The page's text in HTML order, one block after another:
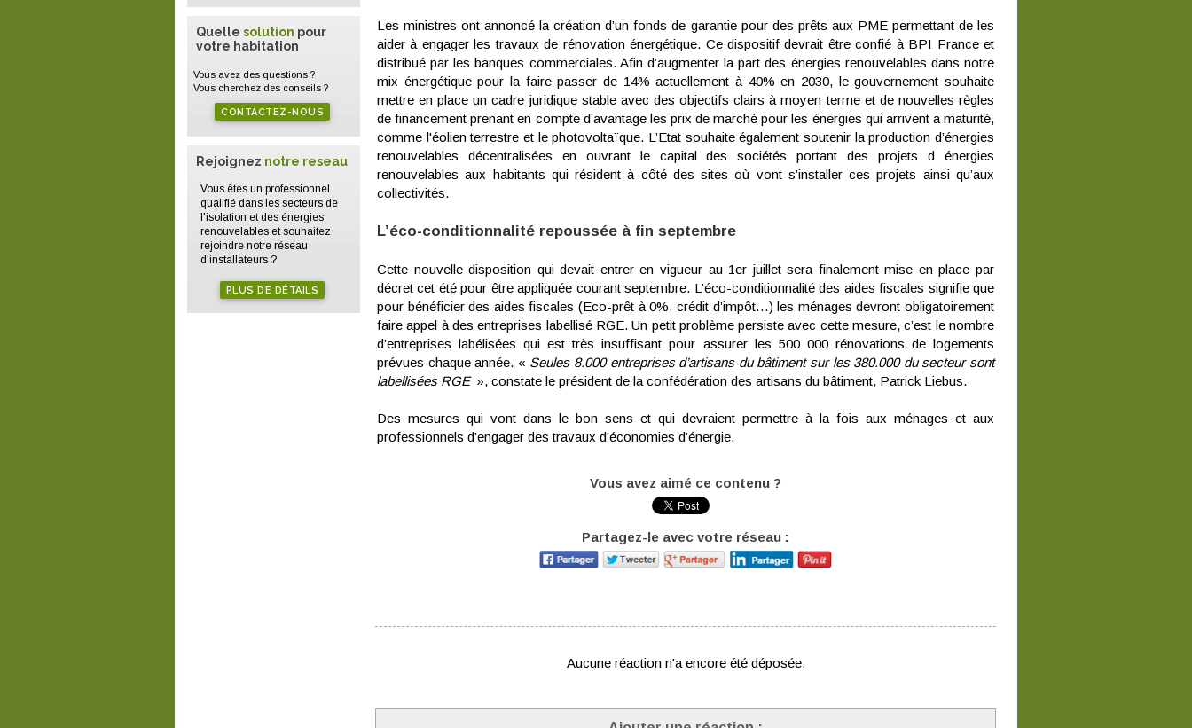
Quelle solution pour
votre habitation
Vous avez des questions ?
Vous cherchez des conseils ?
CONTACTEZ-NOUS
Rejoignez notre reseau
Vous êtes un professionnel
qualifié dans les secteurs de
l'isolation et des énergies
renouvelables et souhaitez
rejoindre notre réseau
d'installateurs ?
PLUS DE DÉTAILS
Les ministres ont annoncé la création d’un fonds de garantie pour des prêts aux PME permettant de les
aider à engager les travaux de rénovation énergétique. Ce dispositif devrait être confié à BPI France et
distribué par les banques commerciales. Afin d’augmenter la part des énergies renouvelables dans notre
mix énergétique pour la faire passer de 14% actuellement à 40% en 2030, le gouvernement souhaite
mettre en place un cadre juridique stable avec des objectifs clairs à moyen terme et de nouvelles règles
de financement prenant en compte d’avantage les prix de marché pour les énergies qui arrivent a maturité,
comme l'éolien terrestre et le photovoltaïque. L’Etat souhaite également soutenir la production d’énergies
renouvelables décentralisées en ouvrant le capital des sociétés portant des projets d énergies
renouvelables aux habitants qui résident à côté des sites où vont s’installer ces projets ainsi qu’aux
collectivités.
L’éco-conditionnalité repoussée à fin septembre
Cette nouvelle disposition qui devait entrer en vigueur au 1er juillet sera finalement mise en place par
décret cet été pour être appliquée courant septembre. L’éco-conditionnalité des aides fiscales signifie que
pour bénéficier des aides fiscales (Eco-prêt à 0%, crédit d’impôt…) les ménages devront obligatoirement
faire appel à des entreprises labellisé RGE. Un petit problème persiste avec cette mesure, c’est le nombre
d’entreprises labélisées qui est très insuffisant pour assurer les 500 000 rénovations de logements
prévues chaque année. « Seules 8.000 entreprises d’artisans du bâtiment sur les 380.000 du secteur sont
labellisées RGE », constate le président de la confédération des artisans du bâtiment, Patrick Liebus.
Des mesures qui vont dans le bon sens et qui devraient permettre à la fois aux ménages et aux
professionnels d’engager des travaux d’économies d’énergie.
Vous avez aimé ce contenu ?
Partagez-le avec votre réseau :
Aucune réaction n'a encore été déposée.